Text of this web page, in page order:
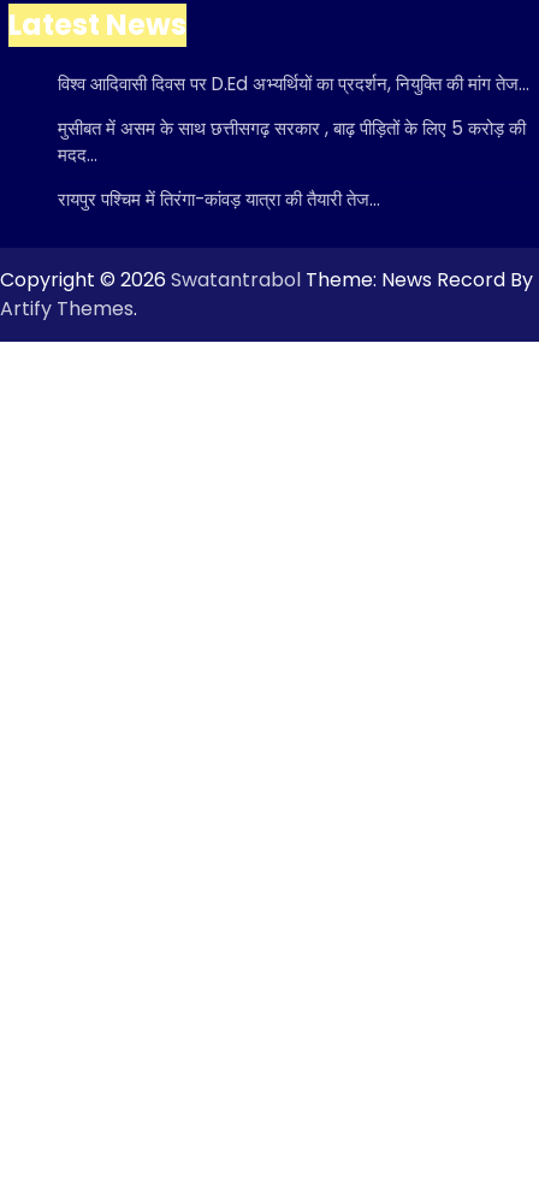
Latest News
विश्व आदिवासी दिवस पर D.Ed अभ्यर्थियों का प्रदर्शन, नियुक्ति की मांग तेज…
मुसीबत में असम के साथ छत्तीसगढ़ सरकार , बाढ़ पीड़ितों के लिए 5 करोड़ की
मदद…
रायपुर पश्चिम में तिरंगा-कांवड़ यात्रा की तैयारी तेज…
Copyright © 2026 Swatantrabol Theme: News Record By
Artify Themes.